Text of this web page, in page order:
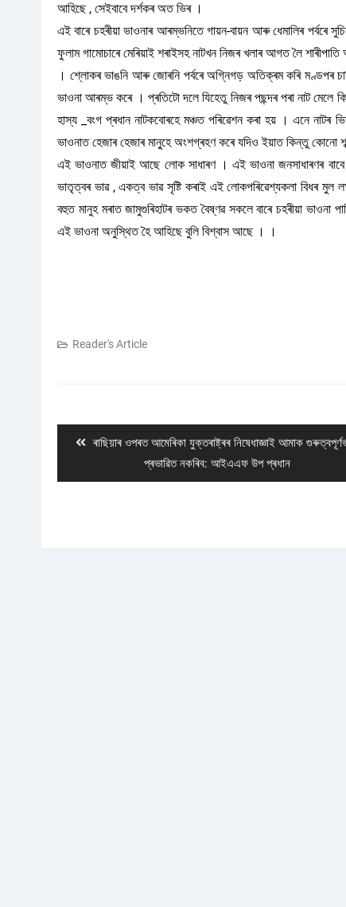
আহিছে , সেইবাবে দৰ্শকৰ অত ভিৰ ।
এই বাৰে চহৰীয়া ভাওনাৰ আৰম্ভনিতে গায়ন-বায়ন আৰু ধেমালিৰ পৰ্বৰে
ফুলাম গামোচাৰে মেৰিয়াই শৰাইসহ নাটখন নিজৰ খলাৰ আগত লৈ
। শ্লোকৰ ভাঙনি আৰু জোৰনি পৰ্বৰে অগ্নিগড় অতিক্ৰম কৰি মণ্ডপৰ
ভাওনা আৰম্ভ কৰে । প্ৰতিটো দলে যিহেতু নিজৰ পছন্দৰ পৰা নাট মেলে
হাস্য _বংগ প্ৰধান নাটকবোৰহে মঞ্চত পৰিৱেশন কৰা হয় । এনে নাটৰ
ভাওনাত হেজাৰ হেজাৰ মানু্হে অংশগ্ৰহণ কৰে যদিও ইয়াত কিন্তু কোনো
এই ভাওনাত জীয়াই আছে লোক সাধাৰণ । এই ভাওনা জনসাধাৰণৰ
ভাতৃত্বৰ ভাৱ , একত্ব ভাৱ সৃষ্টি কৰাই এই লোকপৰিৱেশ্যকলা বিধৰ মুল
বহুত মানুহ মৰাত জামুগুৰিহাটৰ ভকত বৈষ্ণৱ সকলে বাৰে চহৰীয়া ভাওনা
এই ভাওনা অনুস্থিত হৈ আহিছে বুলি বিশ্বাস আছে । ।
Reader's Article
Previous
ৰাছিয়াৰ ওপৰত আমেৰিকা যুক্তৰাষ্ট্ৰৰ নিষেধাজ্ঞাই আমাক
প্ৰভাৱিত নকৰিব: আইএএফ উপ প্ৰধান